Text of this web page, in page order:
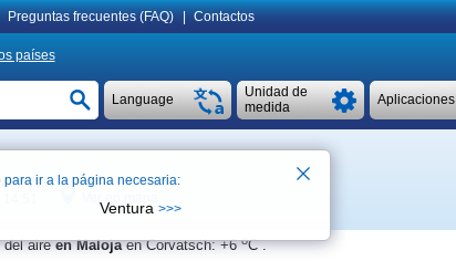
Preguntas frecuentes (FAQ) Contactos
países
Aplicaciones
Unidad de
medida
Language
del aireen Maloja en Corvatsch:+6oC .
para ir a la página necesaria:
Ventura >>>